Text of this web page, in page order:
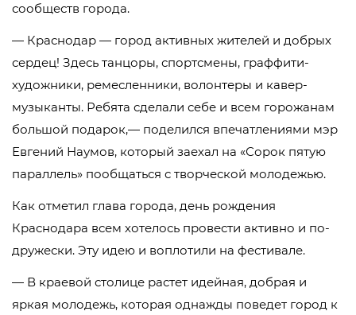
сообществ города.
— Краснодар — город активных жителей и добрых
сердец! Здесь танцоры, спортсмены, граффити-
художники, ремесленники, волонтеры и кавер-
музыканты. Ребята сделали себе и всем горожанам
большой подарок,— поделился впечатлениями мэр
Евгений Наумов, который заехал на «Сорок пятую
параллель» пообщаться с творческой молодежью.
Как отметил глава города, день рождения
Краснодара всем хотелось провести активно и по-
дружески. Эту идею и воплотили на фестивале.
— В краевой столице растет идейная, добрая и
яркая молодежь, которая однажды поведет город к